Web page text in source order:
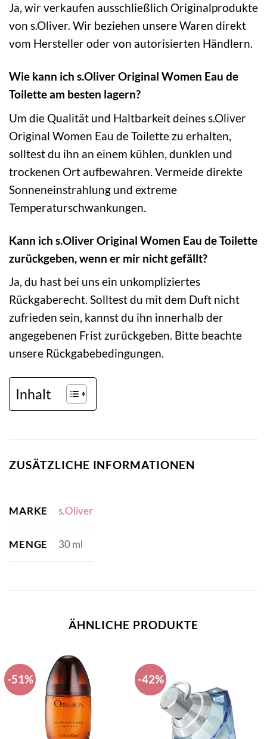
Ja, wir verkaufen ausschließlich Originalprodukte
von s.Oliver. Wir beziehen unsere Waren direkt
vom Hersteller oder von autorisierten Händlern.
Wie kann ich s.Oliver Original Women Eau de
Toilette am besten lagern?
Um die Qualität und Haltbarkeit deines s.Oliver
Original Women Eau de Toilette zu erhalten,
solltest du ihn an einem kühlen, dunklen und
trockenen Ort aufbewahren. Vermeide direkte
Sonneneinstrahlung und extreme
Temperaturschwankungen.
Kann ich s.Oliver Original Women Eau de Toilette
zurückgeben, wenn er mir nicht gefällt?
Ja, du hast bei uns ein unkompliziertes
Rückgaberecht. Solltest du mit dem Duft nicht
zufrieden sein, kannst du ihn innerhalb der
angegebenen Frist zurückgeben. Bitte beachte
unsere Rückgabebedingungen.
Inhalt
ZUSÄTZLICHE INFORMATIONEN
MARKE s.Oliver
MENGE 30 ml
ÄHNLICHE PRODUKTE
-51% -42%